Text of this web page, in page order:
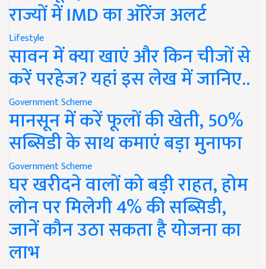
राज्यों में IMD का ऑरेंज अलर्ट
Lifestyle
सावन में क्या खाएं और किन चीजों से
करें परहेज? यहां इस लेख में जानिए..
Government Scheme
मानसून में करें फूलों की खेती, 50%
सब्सिडी के साथ कमाएं बड़ा मुनाफा
Government Scheme
घर खरीदने वालों को बड़ी राहत, होम
लोन पर मिलेगी 4% की सब्सिडी,
जानें कौन उठा सकता है योजना का
लाभ